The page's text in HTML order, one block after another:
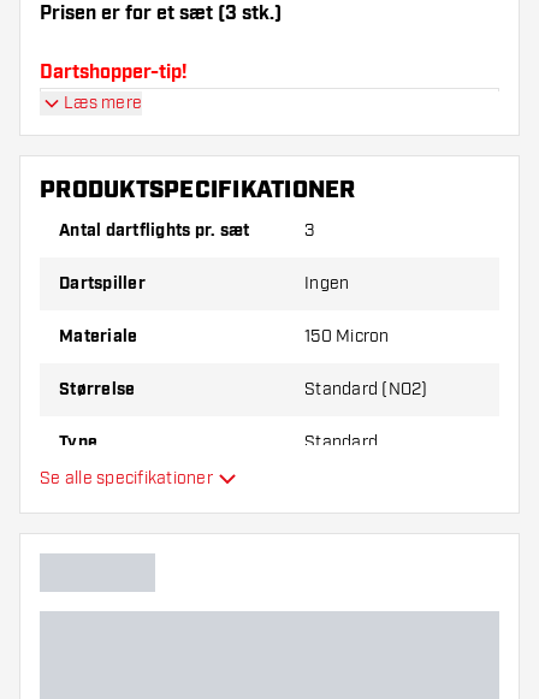
Prisen er for et sæt (3 stk.)
Dartshopper-tip!
på lager. Disse kan blive beskadiget eller
knækket ved brug.
anden tykkelse på flights for at finde ud af,
Læs mere
PRODUKTSPECIFIKATIONER
Antal dartflights pr. sæt 3
Dartspiller Ingen
Materiale 150 Micron
Størrelse Standard (NO2)
Type Standard
Hovedfarve
Se alle specifikationer